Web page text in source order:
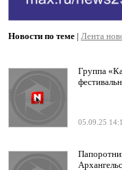
Новости по теме | Лента
Группа
05.09.25